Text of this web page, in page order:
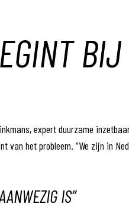
expert duurzame
het probleem. “We zijn in
IS”